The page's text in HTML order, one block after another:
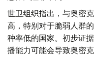
世卫组织指出，与奥密
高，特别对于脆弱人群
种率低的国家。初步证
播能力可能会导致奥密